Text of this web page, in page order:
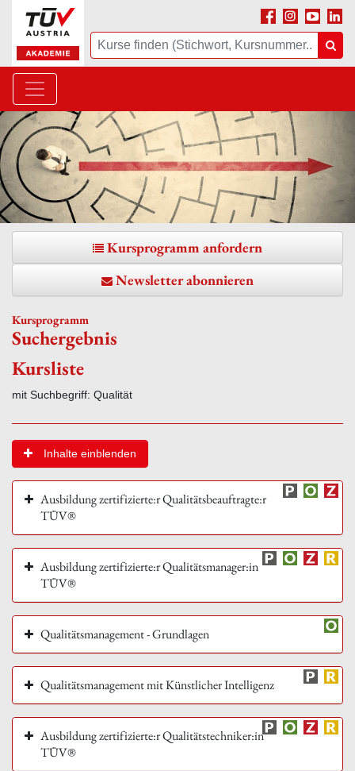
Suche
Facebook
Instagram
Youtube
Kursprogramm
Kursprogramm anfordern
Newsletter abonnieren
Suchergebnis
Kursliste
mit Suchbegriff: Qualität
Inhalte einblenden
Ausbildung zertifizierte:r Qualitätsbeauftragte:r
TÜV®
Ausbildung zertifizierte:r Qualitätsmanager:in
TÜV®
Qualitätsmanagement - Grundlagen
Qualitätsmanagement mit Künstlicher Intelligenz
Ausbildung zertifizierte:r Qualitätstechniker:in
TÜV®